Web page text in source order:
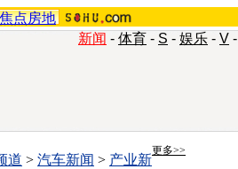
焦点房地
新闻 - 体育 - S - 娱乐 - V -
更多>>
道 > 汽车新闻 > 产业新